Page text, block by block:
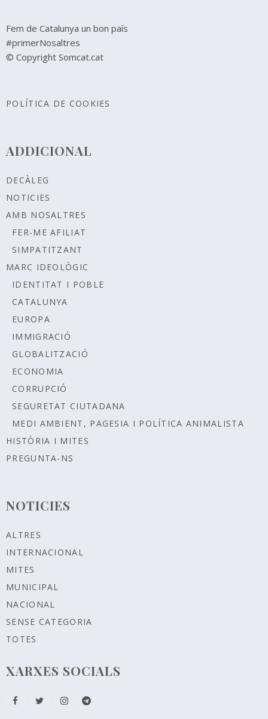
Fem de Catalunya un bon país
#primerNosaltres
© Copyright Somcat.cat
POLÍTICA DE COOKIES
ADDICIONAL
DECÀLEG
NOTICIES
AMB NOSALTRES
FER-ME AFILIAT
SIMPATITZANT
MARC IDEOLÒGIC
IDENTITAT I POBLE
CATALUNYA
EUROPA
IMMIGRACIÓ
GLOBALITZACIÓ
ECONOMIA
CORRUPCIÓ
SEGURETAT CIUTADANA
MEDI AMBIENT, PAGESIA I POLÍTICA ANIMALISTA
HISTÒRIA I MITES
PREGUNTA-NS
NOTICIES
ALTRES
INTERNACIONAL
MITES
MUNICIPAL
NACIONAL
SENSE CATEGORIA
TOTES
XARXES SOCIALS